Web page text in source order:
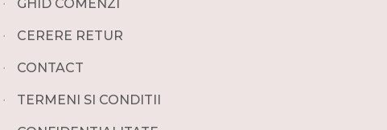
∙ GHID COMENZI
∙ CERERE RETUR
∙ CONTACT
∙ TERMENI SI CONDITII